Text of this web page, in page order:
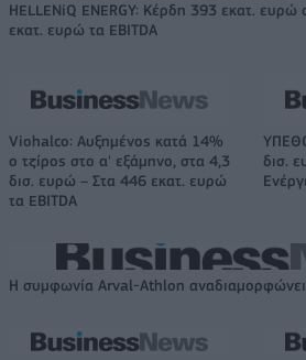
HELLENiQ ENERGY: Κέρδη 393 εκατ.
εκατ. ευρώ τα EBITDA
Viohalco: Αυξημένος κατά 14%
ο τζίρος στο α' εξάμηνο, στα 4,3
δισ. ευρώ – Στα 446 εκατ. ευρώ
τα EBITDA
δισ.
Η συμφωνία Arval-Athlon